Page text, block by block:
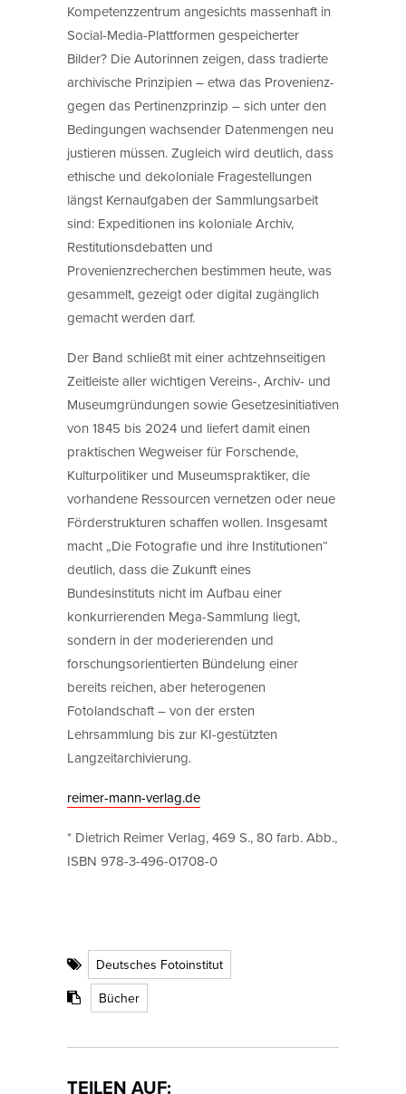
Kompetenzzentrum angesichts massenhaft in
Social-Media-Plattformen gespeicherter
Bilder? Die Autorinnen zeigen, dass tradierte
archivische Prinzipien – etwa das Provenienz-
gegen das Pertinenzprinzip – sich unter den
Bedingungen wachsender Datenmengen neu
justieren müssen. Zugleich wird deutlich, dass
ethische und dekoloniale Fragestellungen
längst Kernaufgaben der Sammlungsarbeit
sind: Expeditionen ins koloniale Archiv,
Restitutionsdebatten und
Provenienzrecherchen bestimmen heute, was
gesammelt, gezeigt oder digital zugänglich
gemacht werden darf.
Der Band schließt mit einer achtzehnseitigen
Zeitleiste aller wichtigen Vereins-, Archiv- und
Museumgründungen sowie Gesetzesinitiativen
von 1845 bis 2024 und liefert damit einen
praktischen Wegweiser für Forschende,
Kulturpolitiker und Museumspraktiker, die
vorhandene Ressourcen vernetzen oder neue
Förderstrukturen schaffen wollen. Insgesamt
macht „Die Fotografie und ihre Institutionen“
deutlich, dass die Zukunft eines
Bundesinstituts nicht im Aufbau einer
konkurrierenden Mega-Sammlung liegt,
sondern in der moderierenden und
forschungsorientierten Bündelung einer
bereits reichen, aber heterogenen
Fotolandschaft – von der ersten
Lehrsammlung bis zur KI-gestützten
Langzeitarchivierung.
reimer-mann-verlag.de
* Dietrich Reimer Verlag, 469 S., 80 farb. Abb.,
ISBN 978-3-496-01708-0
Deutsches Fotoinstitut
Bücher
TEILEN AUF: